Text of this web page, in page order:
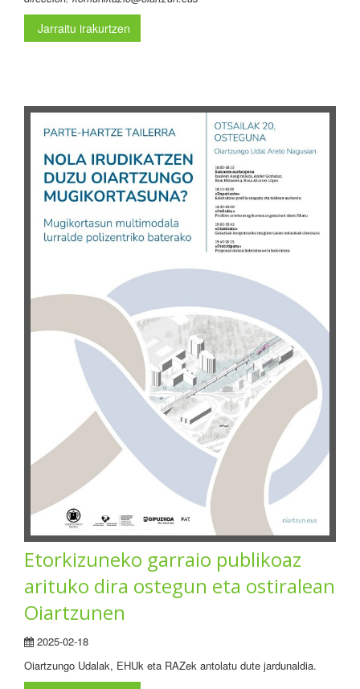
Jarraitu irakurtzen
Etorkizuneko garraio publikoaz
arituko dira ostegun eta ostiralean
Oiartzunen
2025-02-18
Oiartzungo Udalak, EHUk eta RAZek antolatu dute jardunaldia.